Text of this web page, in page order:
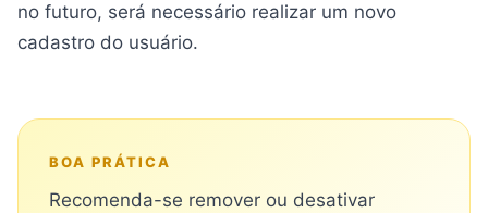
no futuro, será necessário realizar um novo
cadastro do usuário.
BOA PRÁTICA
Recomenda-se remover ou desativar